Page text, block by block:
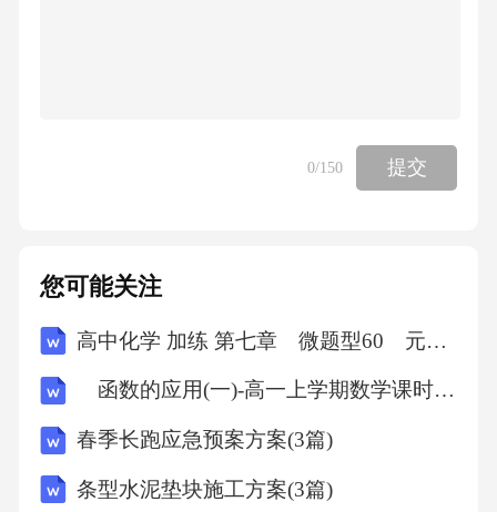
协议而放弃的其他机会所造成的损失等。六、
争议解决1.本协议的签订、履行、解释及争议解
解决；协商不成的，任何一方均有权向有管辖
权的人民法院提起诉讼。3.在争议解决期间，除
涉及争议的部分外，双方应继续履行本协议其
签字（或盖章）之日起生效，一式两份，甲乙
双方各执一份，具有同等法律效力。2.本协议未
0/150 提交
您可能关注
高中化学 加练 第七章 微题型60 元素周期律
函数的应用(一)-高一上学期数学课时作业人教版A版（含解析）
春季长跑应急预案方案(3篇)
条型水泥垫块施工方案(3篇)